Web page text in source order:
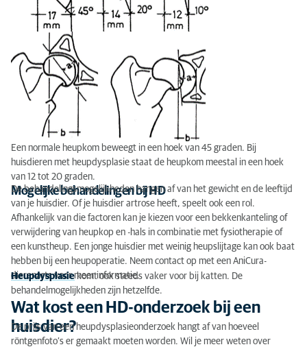
Een normale heupkom beweegt in een hoek van 45 graden. Bij
huisdieren met heupdysplasie staat de heupkom meestal in een hoek
van 12 tot 20 graden.
Mogelijke behandelingen bij HD
De behandelingsmogelijkheden hangen af van het gewicht en de leeftijd
van je huisdier. Of je huisdier artrose heeft, speelt ook een rol.
Afhankelijk van die factoren kan je kiezen voor een bekkenkanteling of
verwijdering van heupkop en -hals in combinatie met fysiotherapie of
een kunstheup. Een jonge huisdier met weinig heupslijtage kan ook baat
hebben bij een heupoperatie. Neem contact op met een AniCura-
dierenarts voor meer informatie.
Heupdysplasiekomt ook steeds vaker voor bij katten. De
behandelmogelijkheden zijn hetzelfde.
Wat kost een HD-onderzoek bij een
huisdier?
De prijs van een heupdysplasieonderzoek hangt af van hoeveel
röntgenfoto’s er gemaakt moeten worden. Wil je meer weten over